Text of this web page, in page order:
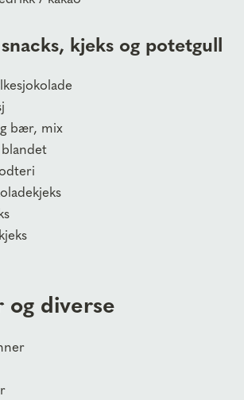
kjeks og potetgull
bær, mix
diverse